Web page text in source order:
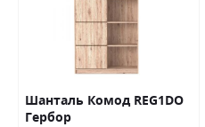
Шанталь Комод REG1DO
Гербор